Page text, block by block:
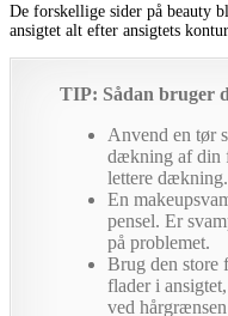
De forskellige sider på beauty
ansigtet alt efter ansigtets
TIP: Sådan bruger
Anvend en tør
dækning af din
lettere dækning.
En
pensel. Er
på problemet.
Brug den store
flader i
ved